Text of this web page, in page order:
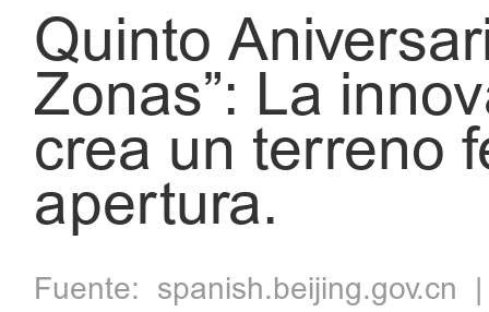
Quinto
Zonas”: La
crea un terreno
apertura.
Fuente: spanish.beijing.gov.cn